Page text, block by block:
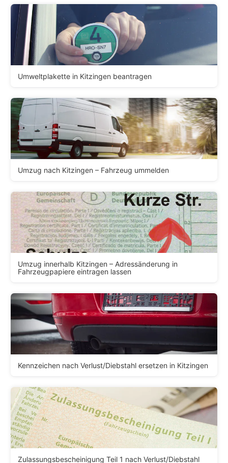
Umweltplakette in Kitzingen beantragen
Umzug nach Kitzingen – Fahrzeug ummelden
Umzug innerhalb Kitzingen – Adressänderung in
Fahrzeugpapiere eintragen lassen
Kennzeichen nach Verlust/Diebstahl ersetzen in Kitzingen
Zulassungsbescheinigung Teil 1 nach Verlust/Diebstahl